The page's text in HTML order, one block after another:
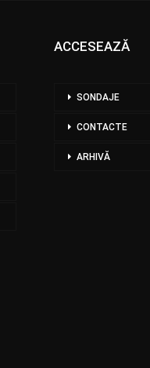
ACCESEAZĂ
SONDAJE
CONTACTE
ARHIVĂ